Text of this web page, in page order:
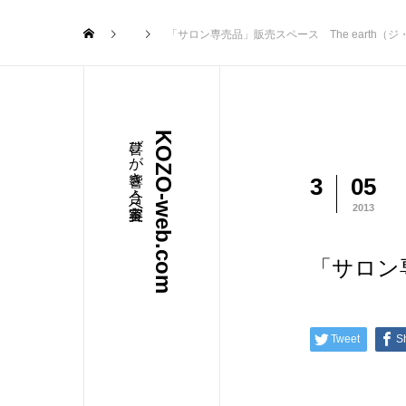
「サロン専売品」販売スペース The earth（ジ
KOZO-web.com
喜びが響き合う美容室へ 3 05
2013
「サロ
Tweet